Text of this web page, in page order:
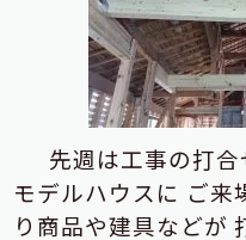
先週は工事の打
モデルハウスに ご来
り商品や建具などが